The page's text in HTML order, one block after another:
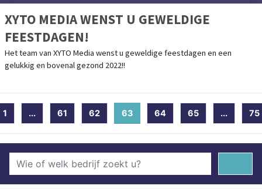
XYTO MEDIA WENST U GEWELDIGE
FEESTDAGEN!
Het team van XYTO Media wenst u geweldige feestdagen en een
gelukkig en bovenal gezond 2022!!
1 ... 61 62 63(current)
64 65 ... 75